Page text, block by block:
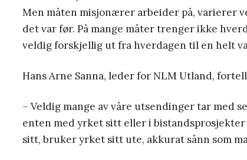
Men måten misjonærer arbeider på, varierer
det var før. På mange måter trenger ikke
veldig forskjellig ut fra hverdagen til en helt
Hans Arne Sanna, leder for NLM Utland,
– Veldig mange av våre utsendinger tar med
enten med yrket sitt eller i
sitt, bruker yrket sitt ute, akkurat sånn som